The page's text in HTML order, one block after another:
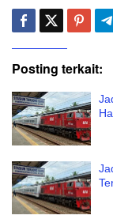
Posting terkait: